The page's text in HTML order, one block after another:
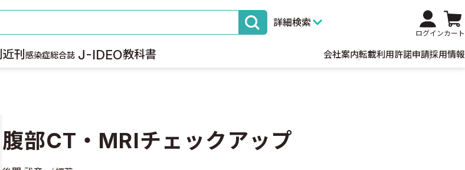
詳細検索
ログインカート
近刊 感染症総合誌 J-IDEO教科書 会社案内転載利用許諾申請採用情報
腹部CT・MRIチェックアップ